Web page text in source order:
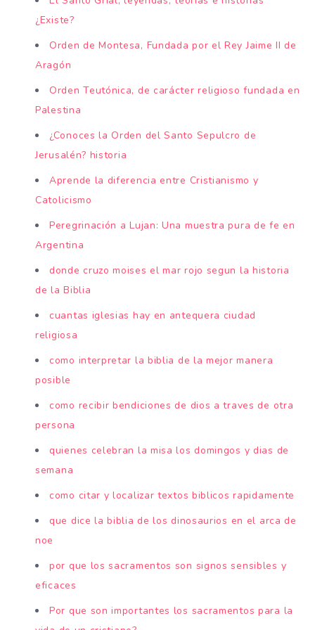
¿Existe?
Orden de Montesa, Fundada por el Rey Jaime II de
Aragón
Orden Teutónica, de carácter religioso fundada en
Palestina
¿Conoces la Orden del Santo Sepulcro de
Jerusalén? historia
Aprende la diferencia entre Cristianismo y
Catolicismo
Peregrinación a Lujan: Una muestra pura de fe en
Argentina
donde cruzo moises el mar rojo segun la historia
de la Biblia
cuantas iglesias hay en antequera ciudad
religiosa
como interpretar la biblia de la mejor manera
posible
como recibir bendiciones de dios a traves de otra
persona
quienes celebran la misa los domingos y dias de
semana
como citar y localizar textos biblicos rapidamente
que dice la biblia de los dinosaurios en el arca de
noe
por que los sacramentos son signos sensibles y
eficaces
Por que son importantes los sacramentos para la